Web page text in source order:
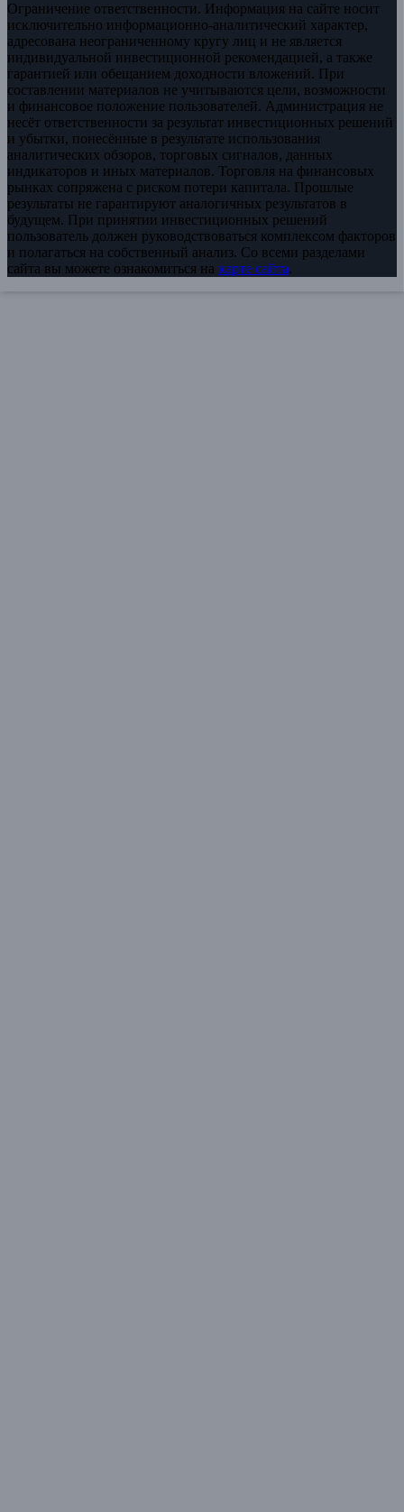
Ограничение ответственности. Информация на сайте носит
исключительно информационно-аналитический характер,
адресована неограниченному кругу лиц и не является
индивидуальной инвестиционной рекомендацией, а также
гарантией или обещанием доходности вложений. При
составлении материалов не учитываются цели, возможности
и финансовое положение пользователей. Администрация не
несёт ответственности за результат инвестиционных решений
и убытки, понесённые в результате использования
аналитических обзоров, торговых сигналов, данных
индикаторов и иных материалов. Торговля на финансовых
рынках сопряжена с риском потери капитала. Прошлые
результаты не гарантируют аналогичных результатов в
будущем. При принятии инвестиционных решений
пользователь должен руководствоваться комплексом факторов
и полагаться на собственный анализ. Со всеми разделами
сайта вы можете ознакомиться на карте сайта.